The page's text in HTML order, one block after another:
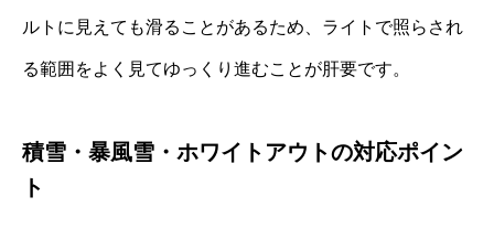
ルトに見えても滑ることがあるため、ライトで照らされ
る範囲をよく見てゆっくり進むことが肝要です。
積雪・暴風雪・ホワイトアウトの対応ポイン
ト